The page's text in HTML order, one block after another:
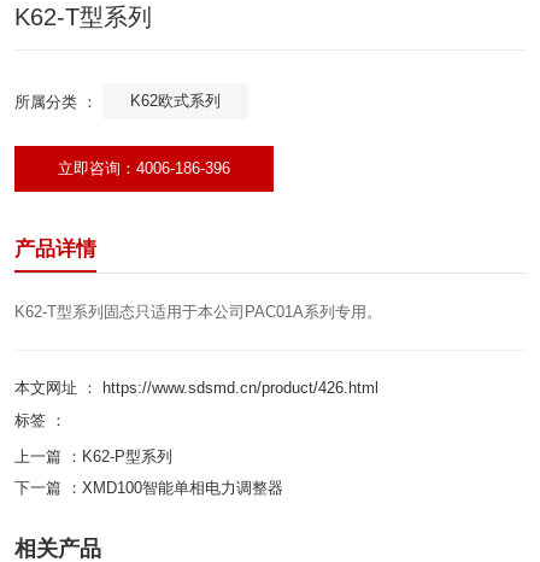
K62-T型系列
所属分类 ： K62欧式系列
立即咨询：4006-186-396
产品详情
K62-T型系列固态只适用于本公司PAC01A系列专用。
本文网址 ： https://www.sdsmd.cn/product/426.html
标签 ：
上一篇 ： K62-P型系列
下一篇 ： XMD100智能单相电力调整器
相关产品